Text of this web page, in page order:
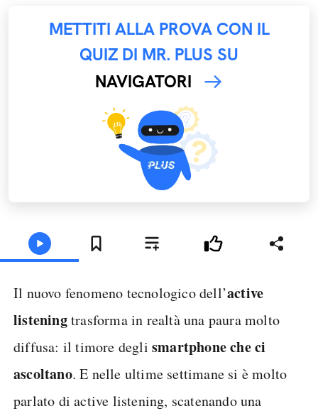
METTITI ALLA PROVA CON IL
QUIZ DI MR. PLUS SU
NAVIGATORI
Il nuovo fenomeno tecnologico dell’active
listeningtrasforma in realtà una paura molto
diffusa: il timore degli smartphone che ci
ascoltano. E nelle ultime settimane si è molto
parlato di active listening, scatenando una